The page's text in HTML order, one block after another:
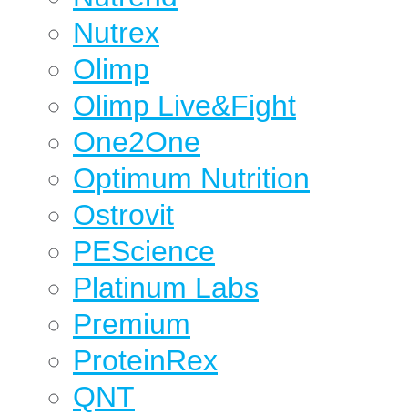
Nutrex
Olimp
Olimp Live&Fight
One2One
Optimum Nutrition
Ostrovit
PEScience
Platinum Labs
Premium
ProteinRex
QNT